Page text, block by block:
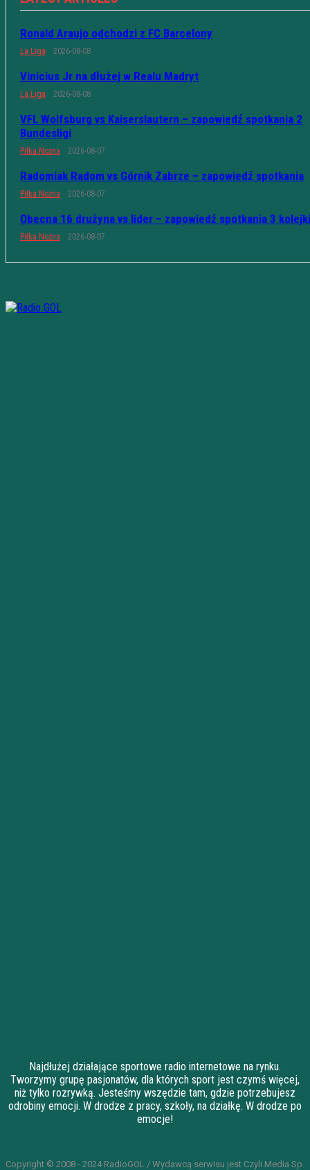
Ronald Araujo odchodzi z FC Barcelony
La Liga 2026-08-08
Vinicius Jr na dłużej w Realu Madryt
La Liga 2026-08-08
VFL Wolfsburg vs Kaiserslautern – zapowiedź spotkania 2
Bundesligi
Piłka Nożna 2026-08-07
Radomiak Radom vs Górnik Zabrze – zapowiedź spotkania
Piłka Nożna 2026-08-07
Obecna 16 drużyna vs lider – zapowiedź spotkania 3 kolejki
Piłka Nożna 2026-08-07
Najdłużej działające sportowe radio internetowe na rynku.
Tworzymy grupę pasjonatów, dla których sport jest czymś więcej,
niż tylko rozrywką. Jesteśmy wszędzie tam, gdzie potrzebujesz
odrobiny emocji. W drodze z pracy, szkoły, na działkę. W drodze po
emocje!
Copyright © 2008 - 2024 RadioGOL / Wydawcą serwisu jest Czyli Media Sp.